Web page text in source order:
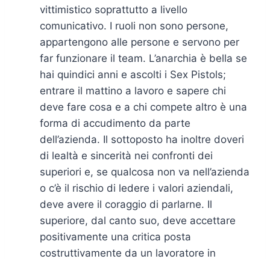
vittimistico soprattutto a livello
comunicativo. I ruoli non sono persone,
appartengono alle persone e servono per
far funzionare il team. L’anarchia è bella se
hai quindici anni e ascolti i Sex Pistols;
entrare il mattino a lavoro e sapere chi
deve fare cosa e a chi compete altro è una
forma di accudimento da parte
dell’azienda. Il sottoposto ha inoltre doveri
di lealtà e sincerità nei confronti dei
superiori e, se qualcosa non va nell’azienda
o c’è il rischio di ledere i valori aziendali,
deve avere il coraggio di parlarne. Il
superiore, dal canto suo, deve accettare
positivamente una critica posta
costruttivamente da un lavoratore in